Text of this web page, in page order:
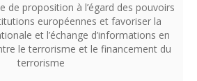
de proposition à l’égard des pouvoirs
européennes et favoriser la
et l’échange d’informations en
le terrorisme et le financement du
terrorisme